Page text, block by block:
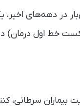
در دهه‌های اخیر،
خط اول درمان) دو
بیماران سرطانی،